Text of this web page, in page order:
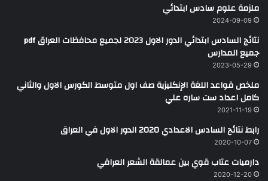
ملزمة علوم سادس ابتدائي
2024-09-09
نتائج السادس ابتدائي الدور الاول 2023 لجميع محافظات العراق pdf
جميع المدارس
2023-05-29
ملخص قواعد اللغة الإنكليزية صف اول متوسط الكورس الاول والثاني
كامل اعداد ست ساره علي
2021-11-19
رابط نتائج السادس الاعدادي 2020 الدور الاول في العراق
2020-10-07
دارميات عتاب قوي بين عمالقة الشعر العراقي
2020-12-20